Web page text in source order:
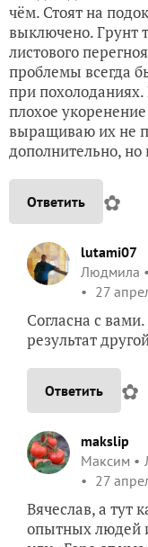
чём. Стоят на
выключено. Грунт
листового
проблемы всегда
при
плохое
выращиваю их не
дополнительно, но
Ответить ✿
lutami07
Людмила
27
Согласна с
результат
Ответить ✿
makslip
Максим
27
Вячеслав, а тут
опытных людей